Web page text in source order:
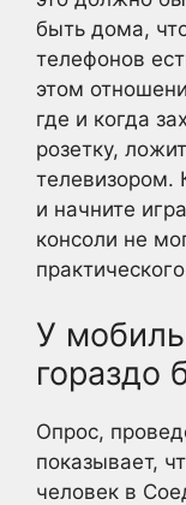
быть дома,
телефонов
этом
где и когда
розетку,
телевизором.
и начните
консоли не
У
гораздо
Опрос,
показывает,
человек в